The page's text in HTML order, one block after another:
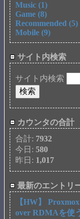
Music (1)
Game (8)
Recommended (5)
Mobile (9)
サイト内検索
サイト内検索
カウンタの合計
合計: 7932
今日:580
昨日: 1,017
最新のエントリ
【HW】
over RDMAを使